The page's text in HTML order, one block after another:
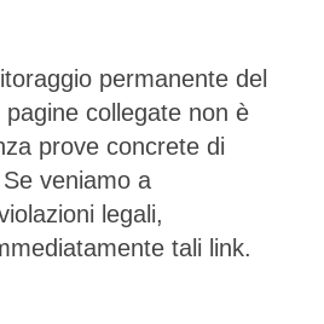
permanente del
collegate non è
prove concrete di
veniamo a
legali,
tali link.